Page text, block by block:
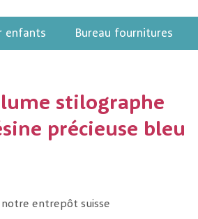
enfants Bureau fournitures
stilographe
précieuse bleu
notre entrepôt suisse